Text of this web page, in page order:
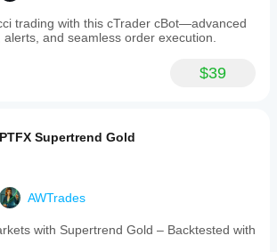
trading with this cTrader cBot—advanced
and seamless order execution.
$39
PTFX Supertrend Gold
AWTrades
with Supertrend Gold – Backtested with